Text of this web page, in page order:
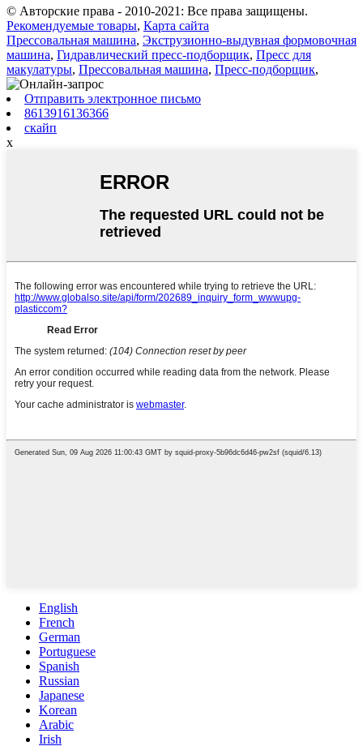
© Авторские права - 2010-2021: Все права защищены.
Рекомендуемые товары, Карта сайта
Прессовальная машина, Экструзионно-выдувная формовочная
машина, Гидравлический пресс-подборщик, Пресс для
макулатуры, Прессовальная машина, Пресс-подборщик,
Отправить электронное письмо
8613916136366
скайп
x
English
French
German
Portuguese
Spanish
Russian
Japanese
Korean
Arabic
Irish